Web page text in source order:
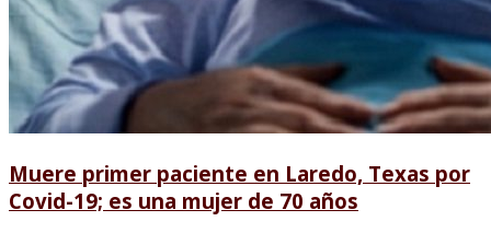
Muere primer paciente en Laredo, Texas por
Covid-19; es una mujer de 70 años